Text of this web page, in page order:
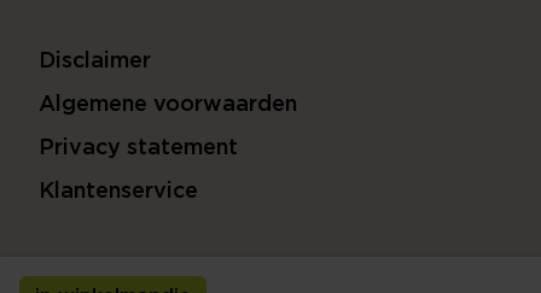
Disclaimer
Algemene voorwaarden
Privacy statement
Klantenservice